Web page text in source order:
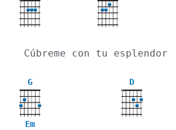
X
Cúbreme con tu esplendor
G D
X
Em